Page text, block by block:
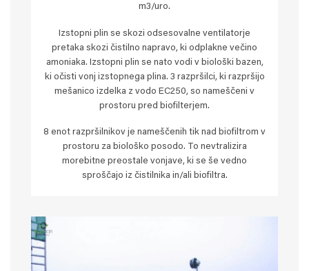
m3/uro.
Izstopni plin se skozi odsesovalne ventilatorje
pretaka skozi čistilno napravo, ki odplakne večino
amoniaka. Izstopni plin se nato vodi v biološki bazen,
ki očisti vonj izstopnega plina. 3 razpršilci, ki razpršijo
mešanico izdelka z vodo EC250, so nameščeni v
prostoru pred biofilterjem.
8 enot razpršilnikov je nameščenih tik nad biofiltrom v
prostoru za biološko posodo. To nevtralizira
morebitne preostale vonjave, ki se še vedno
sproščajo iz čistilnika in/ali biofiltra.